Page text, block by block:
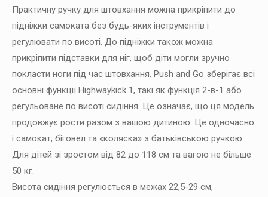
Практичну ручку для штовхання можна прикріпити до
підніжки самоката без будь-яких інструментів і
регулювати по висоті. До підніжки також можна
прикріпити підставки для ніг, щоб діти могли зручно
покласти ноги під час штовхання. Push and Go зберігає всі
основні функції Highwaykick 1, такі як функція 2-в-1 або
регульоване по висоті сидіння. Це означає, що ця модель
продовжує рости разом з вашою дитиною. Це одночасно
і самокат, біговел та «коляска» з батьківською ручкою.
Для дітей зі зростом від 82 до 118 см та вагою не більше
50 кг.
Висота сидіння регулюється в межах 22,5-29 см,